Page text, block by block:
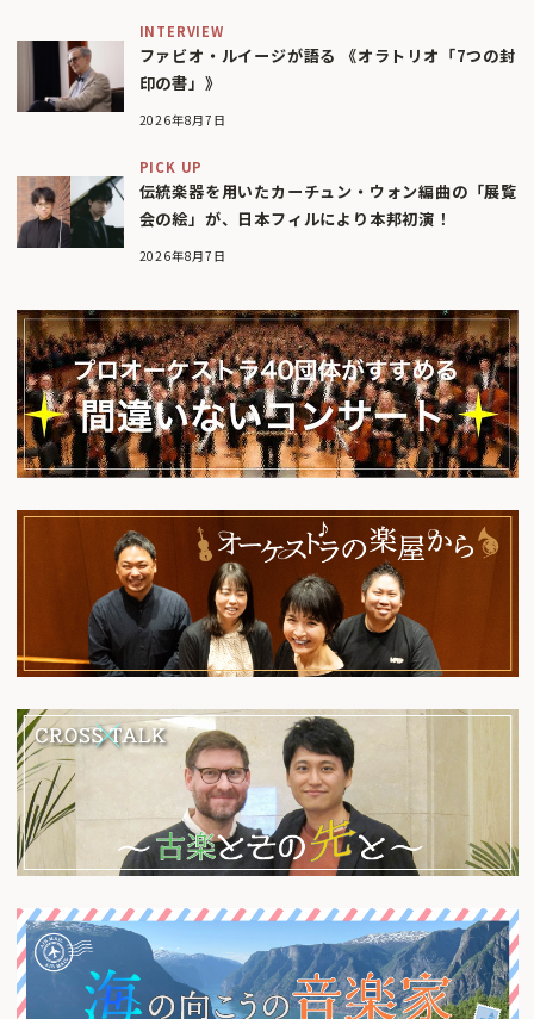
INTERVIEW
ファビオ・ルイージが語る 《オラトリオ「7つの封
印の書」》
2026年8月7日
PICK UP
伝統楽器を用いたカーチュン・ウォン編曲の「展覧
会の絵」が、日本フィルにより本邦初演！
2026年8月7日